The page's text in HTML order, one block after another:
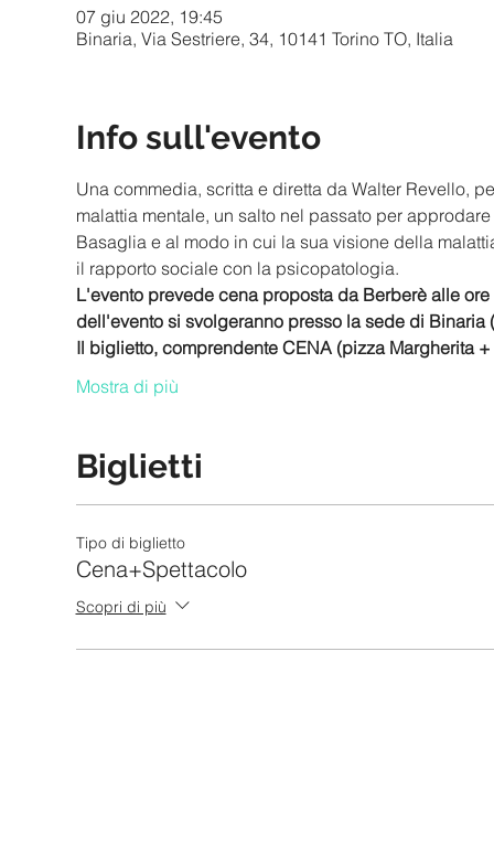
07 giu 2022, 19:45
Binaria, Via Sestriere, 34, 10141 Torino TO, Italia
Info sull'evento
Una commedia, scritta e diretta da Walter Revello,
malattia mentale, un salto nel passato per
Basaglia e al modo in cui la sua visione della
il rapporto sociale con la psicopatologia.
L'evento prevede cena proposta da Berberè alle
dell'evento si svolgeranno presso la sede di Binaria
Il biglietto, comprendente CENA (pizza Margherita
Mostra di più
Biglietti
Tipo di biglietto
Cena+Spettacolo
Scopri di più